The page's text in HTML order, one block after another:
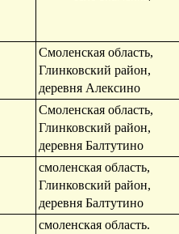
Смоленская область,
Глинковский район,
деревня Алексино
Смоленская область,
Глинковский район,
деревня Балтутино
смоленская область,
Глинковский район,
деревня Балтутино
смоленская область.